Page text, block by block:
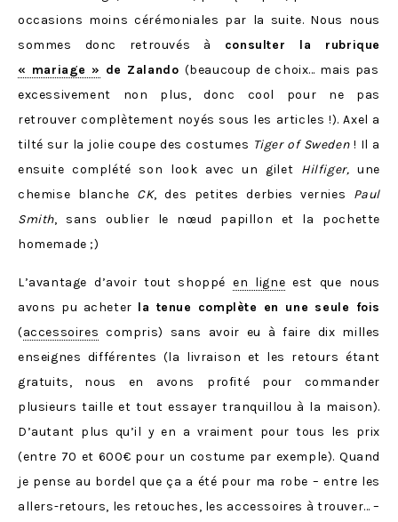
occasions moins cérémoniales par la suite. Nous nous
sommes donc retrouvés à consulter la rubrique
« mariage » de Zalando (beaucoup de choix… mais pas
excessivement non plus, donc cool pour ne pas
retrouver complètement noyés sous les articles !). Axel a
tilté sur la jolie coupe des costumes Tiger of Sweden! Il a
ensuite complété son look avec un gilet Hilfiger, une
chemise blanche CK, des petites derbies vernies Paul
Smith, sans oublier le nœud papillon et la pochette
homemade ;)
L’avantage d’avoir tout shoppé en ligne est que nous
avons pu acheter la tenue complète en une seule fois
(accessoires compris) sans avoir eu à faire dix milles
enseignes différentes (la livraison et les retours étant
gratuits, nous en avons profité pour commander
plusieurs taille et tout essayer tranquillou à la maison).
D’autant plus qu’il y en a vraiment pour tous les prix
(entre 70 et 600€ pour un costume par exemple). Quand
je pense au bordel que ça a été pour ma robe – entre les
allers-retours, les retouches, les accessoires à trouver… –